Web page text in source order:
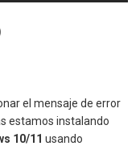
el mensaje de error
estamos instalando
10/11 usando